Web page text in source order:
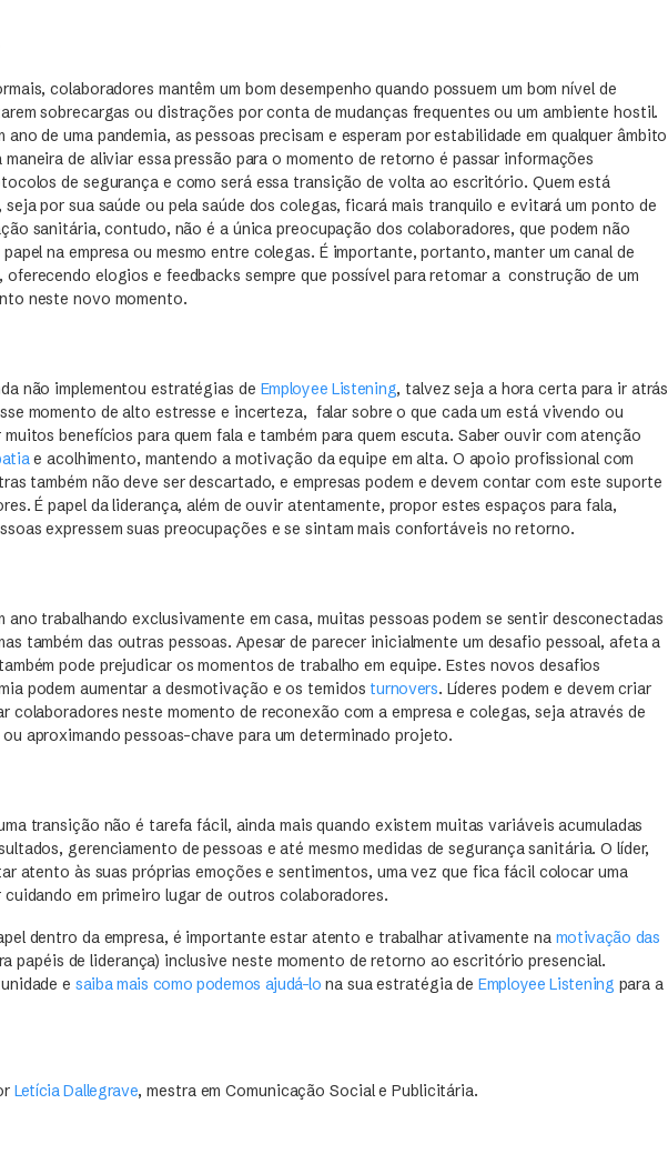
colaboradores mantêm um bom desempenho quando possuem um bom nível de
sobrecargas ou distrações por conta de mudanças frequentes ou um ambiente hostil.
ano de uma pandemia, as pessoas precisam e esperam por estabilidade em qualquer âmbito
maneira de aliviar essa pressão para o momento de retorno é passar informações
de segurança e como será essa transição de volta ao escritório. Quem está
por sua saúde ou pela saúde dos colegas, ficará mais tranquilo e evitará um ponto de
sanitária, contudo, não é a única preocupação dos colaboradores, que podem não
papel na empresa ou mesmo entre colegas. É importante, portanto, manter um canal de
elogios e feedbacks sempre que possível para retomar a construção de um
neste novo momento.
não implementou estratégias de Employee Listening, talvez seja a hora certa para ir atrás
momento de alto estresse e incerteza, falar sobre o que cada um está vivendo ou
benefícios para quem fala e também para quem escuta. Saber ouvir com atenção
e acolhimento, mantendo a motivação da equipe em alta. O apoio profissional com
também não deve ser descartado, e empresas podem e devem contar com este suporte
É papel da liderança, além de ouvir atentamente, propor estes espaços para fala,
expressem suas preocupações e se sintam mais confortáveis no retorno.
ano trabalhando exclusivamente em casa, muitas pessoas podem se sentir desconectadas
também das outras pessoas. Apesar de parecer inicialmente um desafio pessoal, afeta a
pode prejudicar os momentos de trabalho em equipe. Estes novos desafios
podem aumentar a desmotivação e os temidos turnovers. Líderes podem e devem criar
colaboradores neste momento de reconexão com a empresa e colegas, seja através de
aproximando pessoas-chave para um determinado projeto.
transição não é tarefa fácil, ainda mais quando existem muitas variáveis acumuladas
gerenciamento de pessoas e até mesmo medidas de segurança sanitária. O líder,
atento às suas próprias emoções e sentimentos, uma vez que fica fácil colocar uma
em primeiro lugar de outros colaboradores.
dentro da empresa, é importante estar atento e trabalhar ativamente na motivação das
papéis de liderança) inclusive neste momento de retorno ao escritório presencial.
e saiba mais como podemos ajudá-lo na sua estratégia deEmployee Listening para a
Letícia Dallegrave, mestra em Comunicação Social e Publicitária.